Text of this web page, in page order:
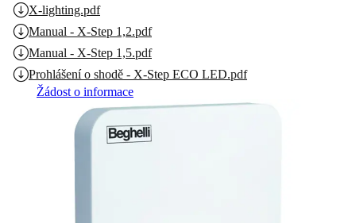
X-lighting.pdf
Manual - X-Step 1,2.pdf
Manual - X-Step 1,5.pdf
Prohlášení o shodě - X-Step ECO LED.pdf
Žádost o informace